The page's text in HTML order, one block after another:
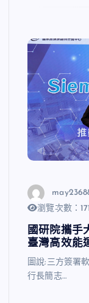
瀏覽次數：
國研院攜手
臺灣高效能
圖說:三方簽署
行長簡志…